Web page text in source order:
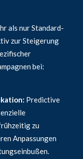
als nur Standard-
zur Steigerung
bei:
Predictive
zu
Anpassungen